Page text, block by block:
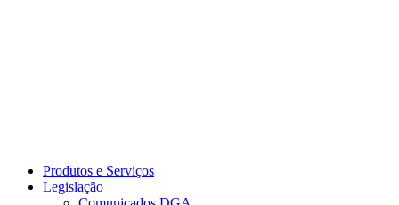
Produtos e Serviços
Legislação